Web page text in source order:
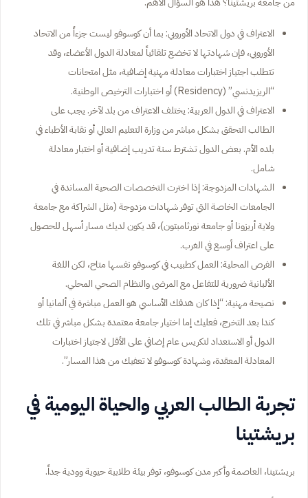
الاعتراف في دول الاتحاد الأوروبي: بما أن كوسوفو ليست جزءاً من الاتحاد
الأوروبي، فإن شهادتها لا تخضع تلقائياً لمعادلة الدول الأعضاء، وقد
تتطلب اجتياز اختبارات معادلة مهنية إضافية، مثل امتحانات
“الريزيدنسي” (Residency) أو اختبارات الترخيص الوطنية.
الاعتراف في الدول العربية: يختلف الاعتراف من بلد لآخر. يجب على
الطالب التحقق بشكل مباشر من وزارة التعليم العالي أو نقابة الأطباء في
بلده الأم. بعض الدول تشترط سنة تدريب إضافية أو اختبار معادلة
شامل.
الشهادات المزدوجة: إذا اخترت التخصصات الصحية المساندة في
الجامعات الخاصة التي توفر شهادات مزدوجة (مثل الشراكة مع جامعة
ولاية أريزونا أو جامعة نورثامبتون)، قد يكون لديك مسار أسهل للحصول
على اعتراف أوسع في الغرب.
الفرص المحلية: العمل كطبيب في كوسوفو نفسها متاح، لكن اللغة
الألبانية ضرورية للتفاعل مع المرضى والنظام الصحي المحلي.
نصيحة مهنية: “إذا كان هدفك الأساسي هو العمل مباشرة في ألمانيا أو
كندا بعد التخرج، فعليك إما اختيار جامعة معتمدة بشكل مباشر في تلك
الدول أو الاستعداد لتكريس عام إضافي على الأقل لاجتياز اختبارات
المعادلة المعقدة، وشهادة كوسوفو لا تعفيك من هذا المسار”.
تجربة الطالب العربي والحياة اليومية في
بريشتينا
بريشتينا، العاصمة وأكبر مدن كوسوفو، توفر بيئة طلابية حيوية وودية جداً.